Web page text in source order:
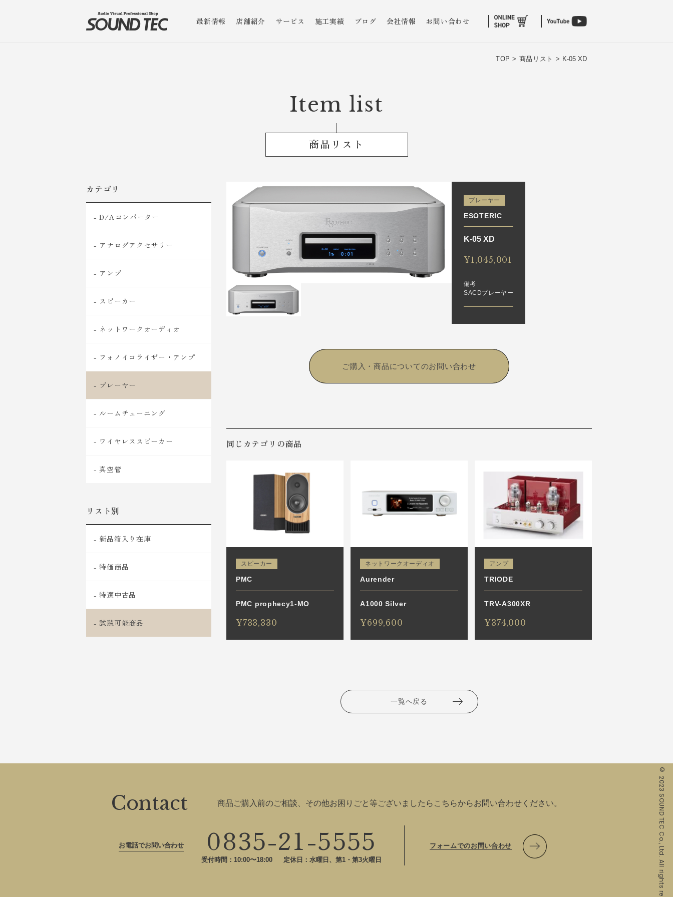
最新情報 店舗紹介 サービス 施工実績 ブログ 会社情報 お問い合わせ
TOP > 商品リスト > K-05 XD
Item list
商品リスト
カテゴリ
- D/Aコンバーター
- アナログアクセサリー
- アンプ
- スピーカー
- ネットワークオーディオ
- フォノイコライザー・アンプ
- プレーヤー
- ルームチューニング
- ワイヤレススピーカー
- 真空管
リスト別
- 新品箱入り在庫
- 特価商品
- 特選中古品
- 試聴可能商品
プレーヤー
ESOTERIC
K-05 XD
¥1,045,001
備考
SACDプレーヤー
ご購⼊・商品についてのお問い合わせ
同じカテゴリの商品
スピーカー
PMC
PMC prophecy1-MO
¥733,330
ネットワークオーディオ
Aurender
A1000 Silver
¥699,600
アンプ
TRIODE
TRV-A300XR
¥374,000
一覧へ戻る
Contact 商品ご購入前のご相談、その他お困りごと等ございましたらこちらからお問い合わせください。
お電話でお問い合わせ 0835-21-5555
受付時間：10:00〜18:00 定休日：水曜日、第1・第3火曜日
フォームでのお問い合わせ © 2023 SOUND TEC Co., Ltd. All rights reserved.